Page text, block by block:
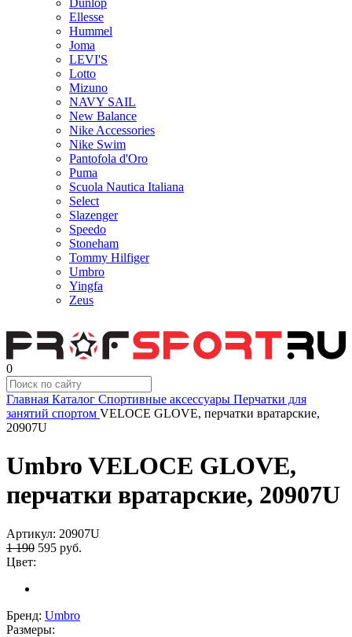
Ellesse
Hummel
Joma
LEVI'S
Lotto
Mizuno
NAVY SAIL
New Balance
Nike Accessories
Nike Swim
Pantofola d'Oro
Puma
Scuola Nautica Italiana
Select
Slazenger
Speedo
Stoneham
Tommy Hilfiger
Umbro
Yingfa
Zeus
0
Главная Каталог Спортивные аксессуары Перчатки для
занятий спортом VELOCE GLOVE, перчатки вратарские,
20907U
Umbro VELOCE GLOVE,
перчатки вратарские, 20907U
Артикул: 20907U
1 190 595 руб.
Цвет:
Бренд: Umbro
Размеры: